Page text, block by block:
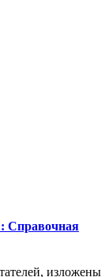
Справочная
изложены